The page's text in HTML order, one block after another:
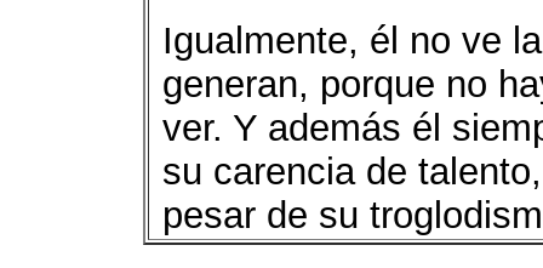
Igualmente, él no ve
generan, porque no
ver. Y además él
su carencia de
pesar de su